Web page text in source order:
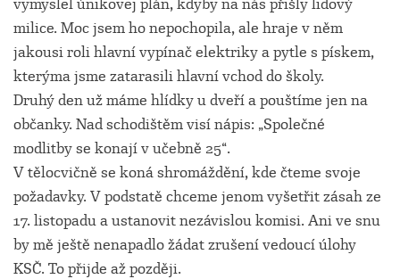
milice. Moc jsem ho nepochopila, ale hraje v něm
jakousi roli hlavní vypínač elektriky a pytle s pískem,
kterýma jsme zatarasili hlavní vchod do školy.
Druhý den už máme hlídky u dveří a pouštíme jen na
občanky. Nad schodištěm visí nápis: „Společné
modlitby se konají v učebně 25“.
V tělocvičně se koná shromáždění, kde čteme svoje
požadavky. V podstatě chceme jenom vyšetřit zásah ze
17. listopadu a ustanovit nezávislou komisi. Ani ve snu
by mě ještě nenapadlo žádat zrušení vedoucí úlohy
KSČ. To přijde až později.